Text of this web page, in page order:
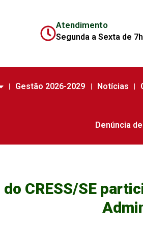
Atendimento
Segunda a Sexta de
Gestão 2026-2029 Notícias
Denúncia
CRESS/SE